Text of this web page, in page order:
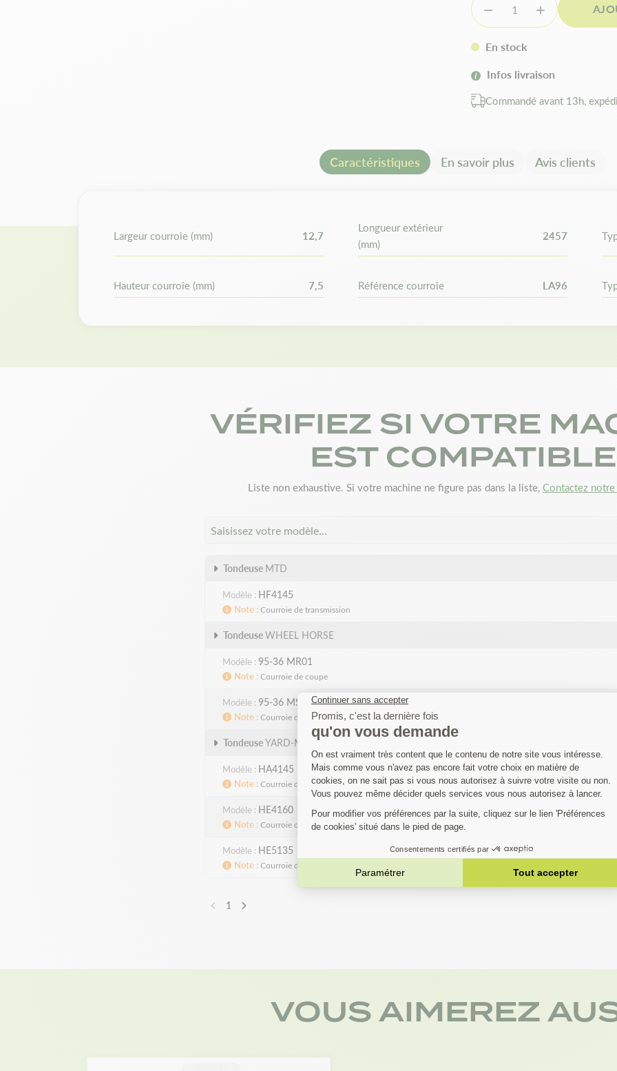
Les avantages
Transmission régulière
Compatibilité
Un même modèle peut
 
En stock
Infos livraison
Commandé avant 13h,
Caractéristiques En savoir plus Avis clients
Largeur courroie (mm) 12,7
Longueur extérieur
(mm)
2457
Hauteur courroie (mm) 7,5 Référence courroie LA96
VÉRIFIEZ SI VOTRE
EST COMPATIBLE
Liste non exhaustive. Si votre machine ne figure pas dans la liste, Contactez
Saisissez votre modèle…
Tondeuse MTD
Modèle HF4145
Note Courroie de transmission
TondeuseWHEEL HORSE
Modèle 95-36 MR01
Note Courroie de coupe
Modèle 95-36 MS01
Note Courroie de coupe
TondeuseYARD-MAN
Modèle HA4145
Note Courroie de transmission
Modèle HE4160
Note Courroie de transmission
Modèle HE5135
Note Courroie de transmission
Précédent
1 Suivant
VOUS AIMEREZ